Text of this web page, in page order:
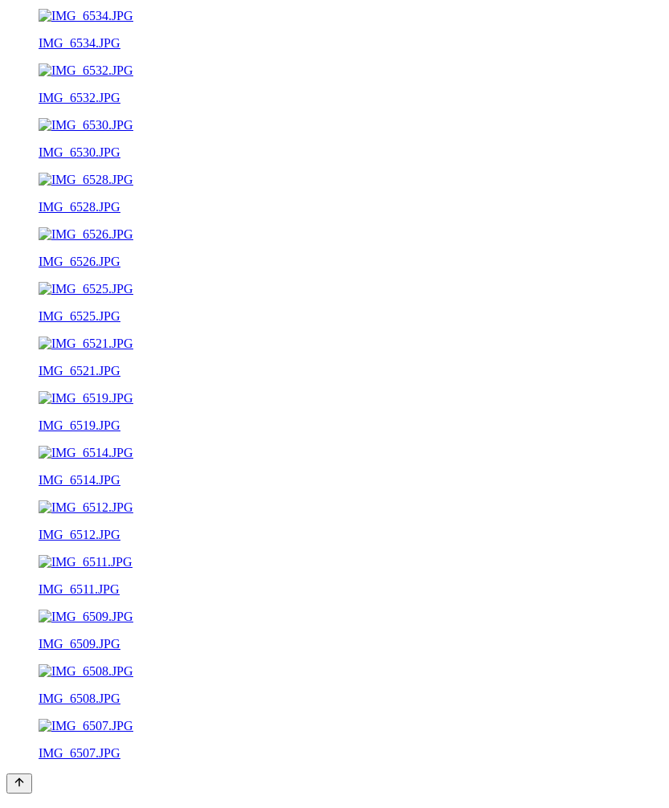
IMG_6534.JPG
IMG_6532.JPG
IMG_6530.JPG
IMG_6528.JPG
IMG_6526.JPG
IMG_6525.JPG
IMG_6521.JPG
IMG_6519.JPG
IMG_6514.JPG
IMG_6512.JPG
IMG_6511.JPG
IMG_6509.JPG
IMG_6508.JPG
IMG_6507.JPG